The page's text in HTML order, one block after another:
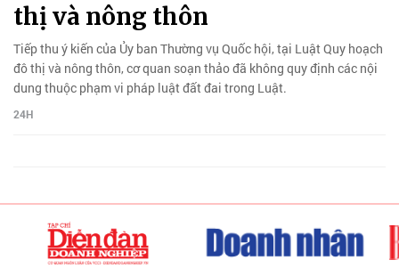
thị và nông thôn
Tiếp thu ý kiến của Ủy ban Thường vụ Quốc hội, tại Luật Quy hoạch
đô thị và nông thôn, cơ quan soạn thảo đã không quy định các nội
dung thuộc phạm vi pháp luật đất đai trong Luật.
24H